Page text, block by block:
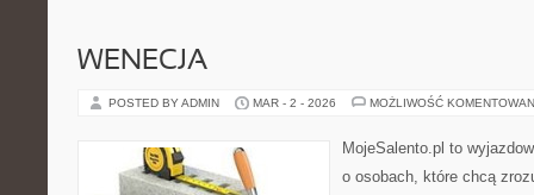
WENECJA
POSTED BY ADMIN MAR - 2 - 2026 MOŻLIWOŚĆ
MojeSalento.pl to
o osobach, które chcą